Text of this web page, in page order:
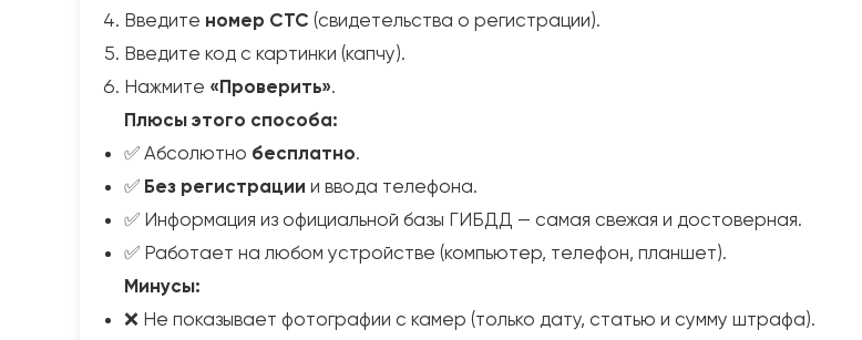
Введите номер СТС (свидетельства о регистрации).
Введите код с картинки (капчу).
Нажмите «Проверить».
Плюсы этого способа:
✅ Абсолютно бесплатно.
✅ Без регистрации и ввода телефона.
✅ Информация из официальной базы ГИБДД — самая свежая и достоверная.
✅ Работает на любом устройстве (компьютер, телефон, планшет).
Минусы:
❌ Не показывает фотографии с камер (только дату, статью и сумму штрафа).